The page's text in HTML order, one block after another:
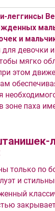
леггинсы
и
для девочки
мягко
этом
зоне паха
только по
и